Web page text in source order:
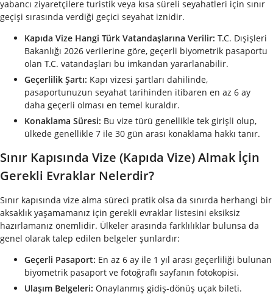
yabancı ziyaretçilere turistik veya kısa süreli seyahatleri için sınır
geçişi sırasında verdiği geçici seyahat iznidir.
Kapıda Vize Hangi Türk Vatandaşlarına Verilir: T.C. Dışişleri
Bakanlığı 2026 verilerine göre, geçerli biyometrik pasaportu
olan T.C. vatandaşları bu imkandan yararlanabilir.
Geçerlilik Şartı: Kapı vizesi şartları dahilinde,
pasaportunuzun seyahat tarihinden itibaren en az 6 ay
daha geçerli olması en temel kuraldır.
Konaklama Süresi: Bu vize türü genellikle tek girişli olup,
ülkede genellikle 7 ile 30 gün arası konaklama hakkı tanır.
Sınır Kapısında Vize (Kapıda Vize) Almak İçin
Gerekli Evraklar Nelerdir?
Sınır kapısında vize alma süreci pratik olsa da sınırda herhangi bir
aksaklık yaşamamanız için gerekli evraklar listesini eksiksiz
hazırlamanız önemlidir. Ülkeler arasında farklılıklar bulunsa da
genel olarak talep edilen belgeler şunlardır:
Geçerli Pasaport: En az 6 ay ile 1 yıl arası geçerliliği bulunan
biyometrik pasaport ve fotoğraflı sayfanın fotokopisi.
Ulaşım Belgeleri: Onaylanmış gidiş-dönüş uçak bileti.